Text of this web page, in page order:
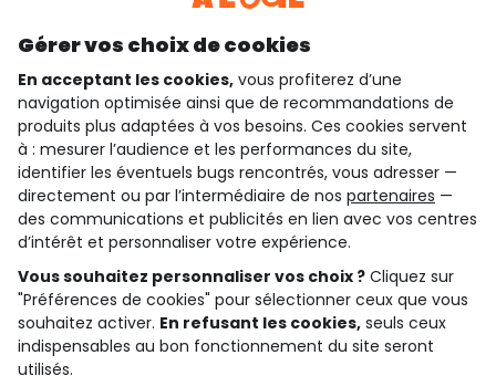
qui sommes-nous ?
besoin d'aide ?
le club fidélité
notre catalogue
Conditions générales de ventes et d'utilisation
Conditions d’utilisation des réseaux sociaux
Gérer vos choix de cookies
En acceptant les cookies, vous profiterez d’une
navigation optimisée ainsi que de recommandations de
produits plus adaptées à vos besoins. Ces cookies servent
à : mesurer l’audience et les performances du site,
identifier les éventuels bugs rencontrés, vous adresser —
directement ou par l’intermédiaire de nos partenaires —
des communications et publicités en lien avec vos centres
d’intérêt et personnaliser votre expérience.
Vous souhaitez personnaliser vos choix ? Cliquez sur
"Préférences de cookies" pour sélectionner ceux que vous
souhaitez activer. En refusant les cookies, seuls ceux
indispensables au bon fonctionnement du site seront
utilisés.